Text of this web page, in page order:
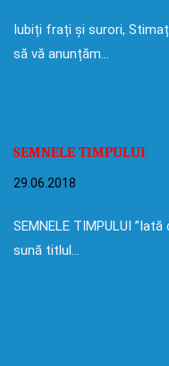
Iubiți frați și surori,
să vă anunțăm…
SEMNELE TIMPULUI
29.06.2018
SEMNELE TIMPULUI
sună titlul…